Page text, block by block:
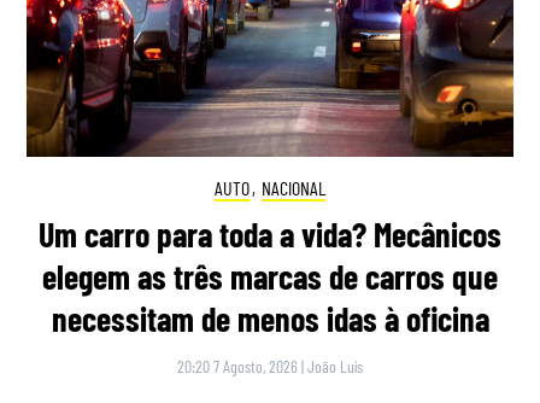
AUTO, NACIONAL
Um carro para toda a vida? Mecânicos
elegem as três marcas de carros que
necessitam de menos idas à oficina
20:20 7 Agosto, 2026 |João Luís